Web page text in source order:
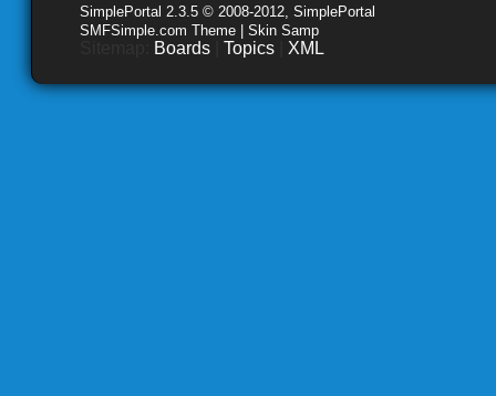
SimplePortal 2.3.5 © 2008-2012, SimplePortal
SMFSimple.com Theme | Skin Samp
Boards Topics XML